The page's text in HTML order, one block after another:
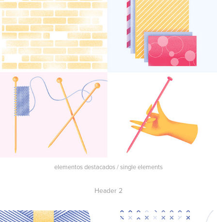
elementos destacados / single elements
Header 2